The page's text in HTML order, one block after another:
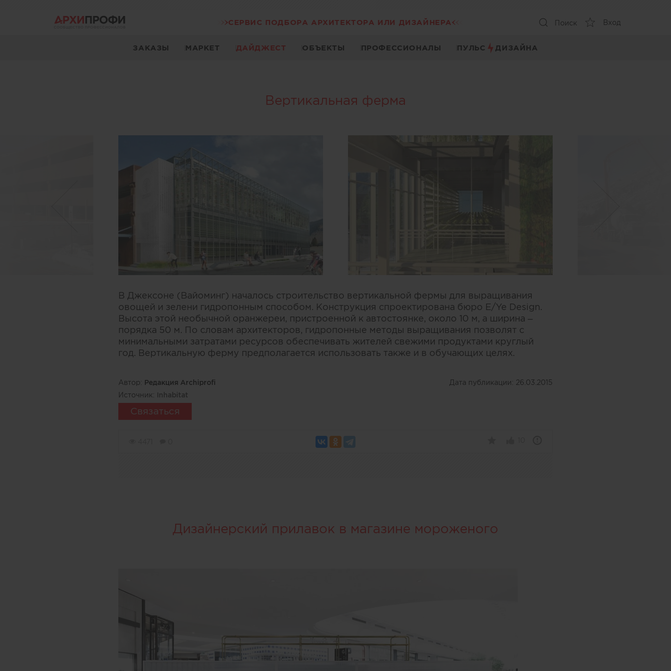
СЕРВИС ПОДБОРА АРХИТЕКТОРА ИЛИ ДИЗАЙНЕРА Поиск Вход
ЗАКАЗЫ МАРКЕТ ДАЙДЖЕСТ ОБЪЕКТЫ ПРОФЕССИОНАЛЫ ПУЛЬС ДИЗАЙНА
Вертикальная ферма
В Джексоне (Вайоминг) началось строительство вертикальной фермы для выращивания
овощей и зелени гидропонным способом. Конструкция спроектирована бюро E/Ye Design.
Высота этой необычной оранжереи, пристроенной к автостоянке, около 10 м, а ширина –
порядка 50 м. По словам архитекторов, гидропонные методы выращивания позволят с
минимальными затратами ресурсов обеспечивать жителей свежими продуктами круглый
год. Вертикальную ферму предполагается использовать также и в обучающих целях.
Автор: Редакция Archiprofi Дата публикации: 26.03.2015
Источник: Inhabitat
Связаться
Дизайнерский прилавок в магазине мороженого